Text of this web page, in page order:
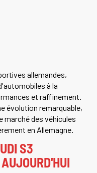
allemandes,
à la
et raffinement.
évolution remarquable,
marché des véhicules
en Allemagne.
S3